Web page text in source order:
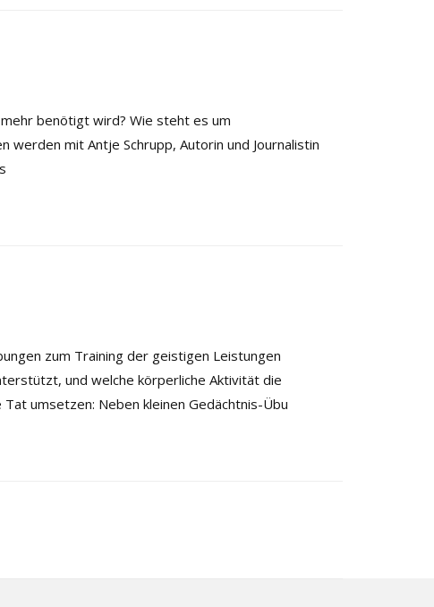
benötigt wird? Wie steht es um
mit Antje Schrupp, Autorin und Journalistin
zum Training der geistigen Leistungen
und welche körperliche Aktivität die
umsetzen: Neben kleinen Gedächtnis-Übu